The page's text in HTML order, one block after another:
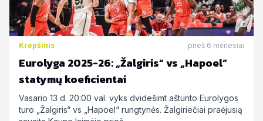
Krepšinis prieš 6 mėnesiai
Eurolyga 2025-26: „Žalgiris“ vs „Hapoel“
statymų koeficientai
Vasario 13 d. 20:00 val. vyks dvidešimt aštunto Eurolygos
turo „Žalgiris“ vs „Hapoel“ rungtynės. Žalgiriečiai praėjusią